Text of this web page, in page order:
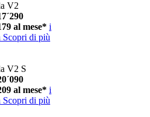
V2
al mese* i
Scopri di più
V2 S
al mese* i
Scopri di più